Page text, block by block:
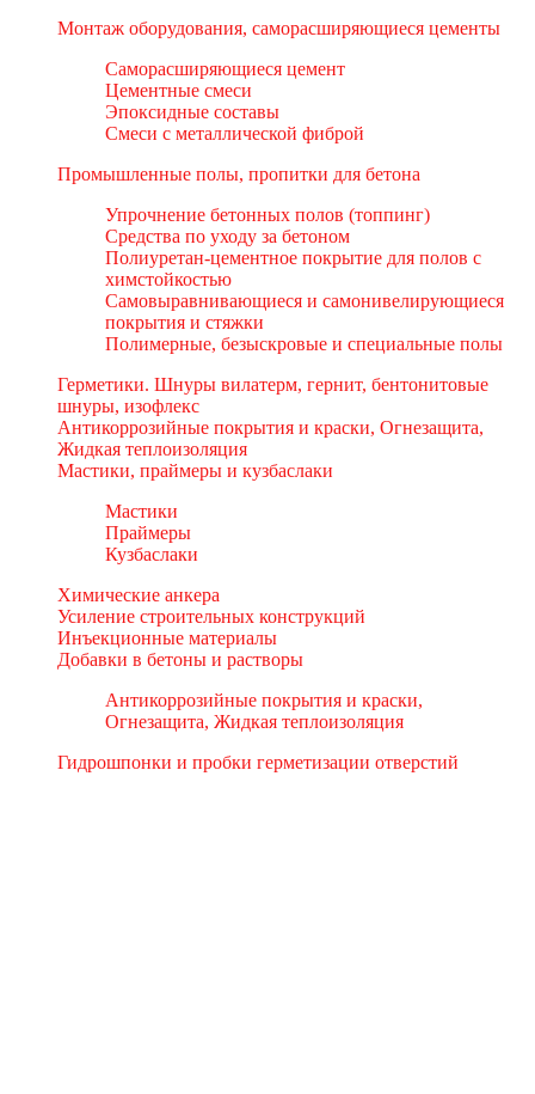
Монтаж оборудования, саморасширяющиеся цементы
Саморасширяющиеся цемент
Цементные смеси
Эпоксидные составы
Смеси с металлической фиброй
Промышленные полы, пропитки для бетона
Упрочнение бетонных полов (топпинг)
Средства по уходу за бетоном
Полиуретан-цементное покрытие для полов с
химстойкостью
Самовыравнивающиеся и самонивелирующиеся
покрытия и стяжки
Полимерные, безыскровые и специальные полы
Герметики. Шнуры вилатерм, гернит, бентонитовые
шнуры, изофлекс
Антикоррозийные покрытия и краски, Огнезащита,
Жидкая теплоизоляция
Мастики, праймеры и кузбаслаки
Мастики
Праймеры
Кузбаслаки
Химические анкера
Усиление строительных конструкций
Инъекционные материалы
Добавки в бетоны и растворы
Антикоррозийные покрытия и краски,
Огнезащита, Жидкая теплоизоляция
Гидрошпонки и пробки герметизации отверстий